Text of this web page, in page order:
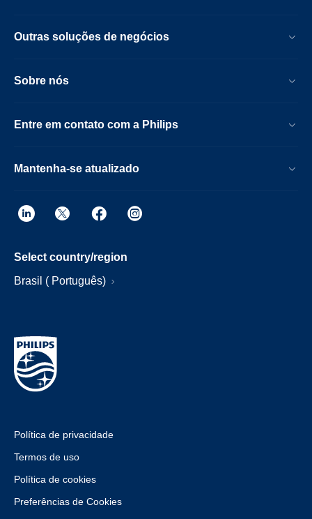
Outras soluções de negócios
Sobre nós
Entre em contato com a Philips
Mantenha-se atualizado
Select country/region
Brasil ( Português)
Política de privacidade
Termos de uso
Política de cookies
Preferências de Cookies